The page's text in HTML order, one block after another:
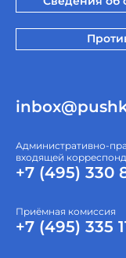
Административно-
входящей
+7 (495) 330
Приёмная комиссия
+7 (495) 335